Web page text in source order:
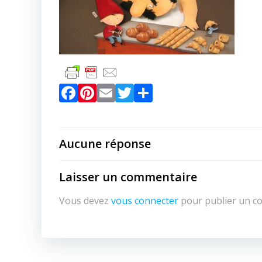
Facebook
Pinterest
EmailTwitter
Aucune réponse
Laisser un commentaire
Vous devez vous connecter pour publier un